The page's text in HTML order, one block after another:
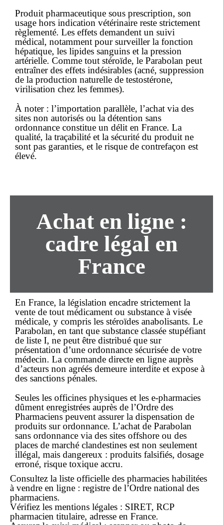
Produit pharmaceutique sous prescription, son
usage hors indication vétérinaire reste strictement
règlementé. Les effets demandent un suivi
médical, notamment pour surveiller la fonction
hépatique, les lipides sanguins et la pression
artérielle. Comme tout stéroïde, le Parabolan peut
entraîner des effets indésirables (acné, suppression
de la production naturelle de testostérone,
virilisation chez les femmes).
À noter : l’importation parallèle, l’achat via des
sites non autorisés ou la détention sans
ordonnance constitue un délit en France. La
qualité, la traçabilité et la sécurité du produit ne
sont pas garanties, et le risque de contrefaçon est
élevé.
Achat en ligne :
cadre légal en
France
En France, la législation encadre strictement la
vente de tout médicament ou substance à visée
médicale, y compris les stéroïdes anabolisants. Le
Parabolan, en tant que substance classée stupéfiant
de liste I, ne peut être distribué que sur
présentation d’une ordonnance sécurisée de votre
médecin. La commande directe en ligne auprès
d’acteurs non agréés demeure interdite et expose à
des sanctions pénales.
Seules les officines physiques et les e-pharmacies
dûment enregistrées auprès de l’Ordre des
Pharmaciens peuvent assurer la dispensation de
produits sur ordonnance. L’achat de Parabolan
sans ordonnance via des sites offshore ou des
places de marché clandestines est non seulement
illégal, mais dangereux : produits falsifiés, dosage
erroné, risque toxique accru.
Consultez la liste officielle des pharmacies habilitées
à vendre en ligne : registre de l’Ordre national des
pharmaciens.
Vérifiez les mentions légales : SIRET, RCP
pharmacien titulaire, adresse en France.